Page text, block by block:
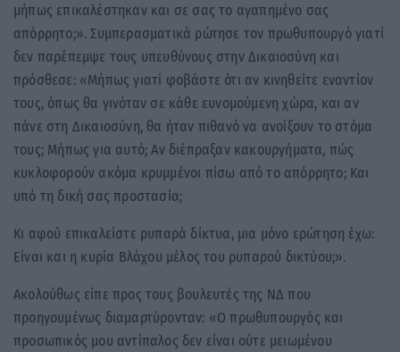
μήπως επικαλέστηκαν και σε σας το αγαπημένο σας
απόρρητο;». Συμπερασματικά ρώτησε τον πρωθυπουργό γιατί
δεν παρέπεμψε τους υπευθύνους στην Δικαιοσύνη και
πρόσθεσε: «Μήπως γιατί φοβάστε ότι αν κινηθείτε εναντίον
τους, όπως θα γινόταν σε κάθε ευνομούμενη χώρα, και αν
πάνε στη Δικαιοσύνη, θα ήταν πιθανό να ανοίξουν το στόμα
τους; Μήπως για αυτό; Αν διέπραξαν κακουργήματα, πώς
κυκλοφορούν ακόμα κρυμμένοι πίσω από το απόρρητο; Και
υπό τη δική σας προστασία;
Κι αφού επικαλείστε ρυπαρά δίκτυα, μια μόνο ερώτηση έχω:
Είναι και η κυρία Βλάχου μέλος του ρυπαρού δικτύου;».
Ακολούθως είπε προς τους βουλευτές της ΝΔ που
προηγουμένως διαμαρτύρονταν: «Ο πρωθυπουργός και
προσωπικός μου αντίπαλος δεν είναι ούτε μειωμένου